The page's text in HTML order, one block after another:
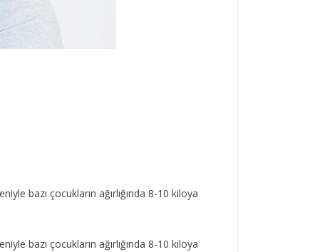
bazı çocukların ağırlığında 8-10 kiloya
bazı çocukların ağırlığında 8-10 kiloya